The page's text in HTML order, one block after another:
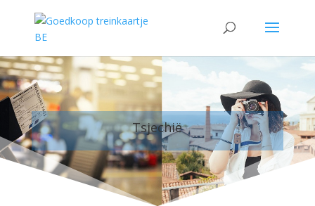
Tsjechië